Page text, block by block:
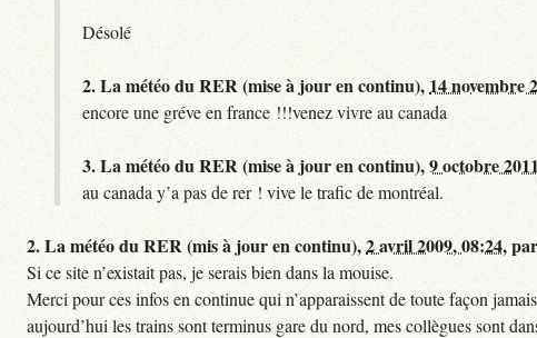
Désolé
2.La météo du RER (mise à jour en continu), 14 novembre
encore une gréve en france !!!venez vivre au canada
3.La météo du RER (mise à jour en continu),9 octobre
au canada y’a pas de rer ! vive le trafic de montréal.
2.La météo du RER (mis à jour en continu),2 avril 2009, 08:24,par
Si ce site n’existait pas, je serais bien dans la mouise.
Merci pour ces infos en continue qui n’apparaissent de toute façon
aujourd’hui les trains sont terminus gare du nord, mes collègues sont